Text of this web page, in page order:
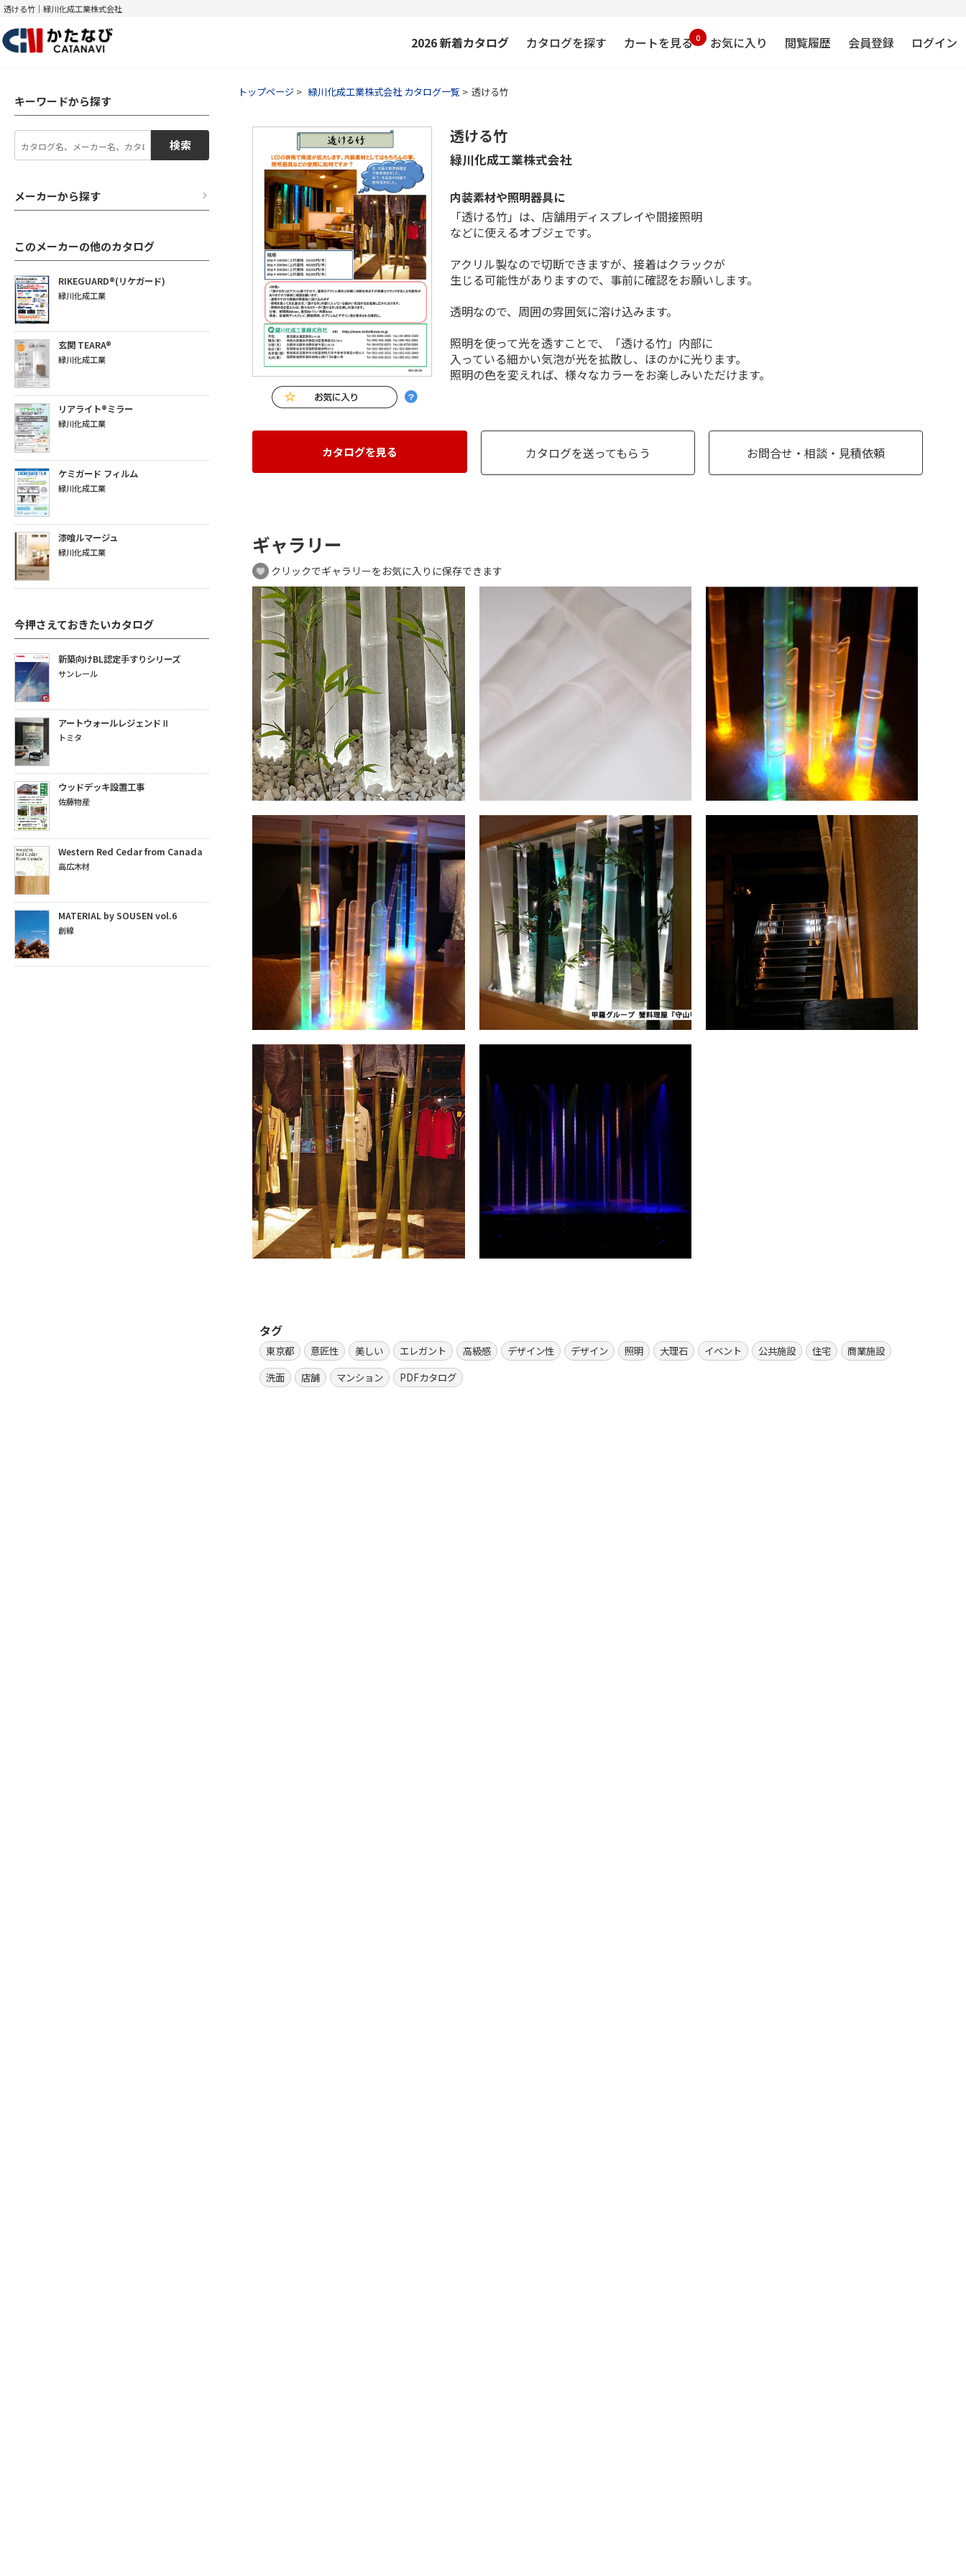
透ける竹｜緑川化成工業株式会社
2026新着カタログ カタログを探す カートを見る 0 お気に入り 閲覧履歴 会員登録 ログイン
キーワードから探す
検索
メーカーから探す
このメーカーの他のカタログ
RIKEGUARD®(リケガード)
緑川化成工業
玄関 TEARA®
緑川化成工業
リアライト®ミラー
緑川化成工業
ケミガード フィルム
緑川化成工業
漆喰ルマージュ
緑川化成工業
今押さえておきたいカタログ
新築向けBL認定手すりシリーズ
サンレール
アートウォールレジェンドⅡ
トミタ
ウッドデッキ設置工事
佐藤物産
Western Red Cedar from Canada
高広木材
MATERIAL by SOUSEN vol.6
創線
トップページ 緑川化成工業株式会社 カタログ一覧 透ける竹
透ける竹
緑川化成工業株式会社
内装素材や照明器具に
「透ける竹」は、店舗用ディスプレイや間接照明
などに使えるオブジェです。
アクリル製なので切断できますが、接着はクラックが
生じる可能性がありますので、事前に確認をお願いします。
透明なので、周囲の雰囲気に溶け込みます。
照明を使って光を透すことで、「透ける竹」内部に
入っている細かい気泡が光を拡散し、ほのかに光ります。
照明の色を変えれば、様々なカラーをお楽しみいただけます。
カタログを見る カタログを送ってもらう お問合せ・相談・見積依頼
ギャラリー
クリックでギャラリーをお気に入りに保存できます
タグ
東京都 意匠性 美しい エレガント 高級感 デザイン性 デザイン 照明 大理石 イベント 公共施設 住宅
商業施設
洗面
店舗 マンション PDFカタログ